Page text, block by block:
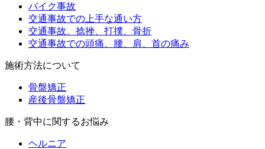
バイク事故
交通事故での上手な通い方
交通事故、捻挫、打撲、骨折
交通事故での頭痛、腰、肩、首の痛み
施術方法について
骨盤矯正
産後骨盤矯正
腰・背中に関するお悩み
ヘルニア